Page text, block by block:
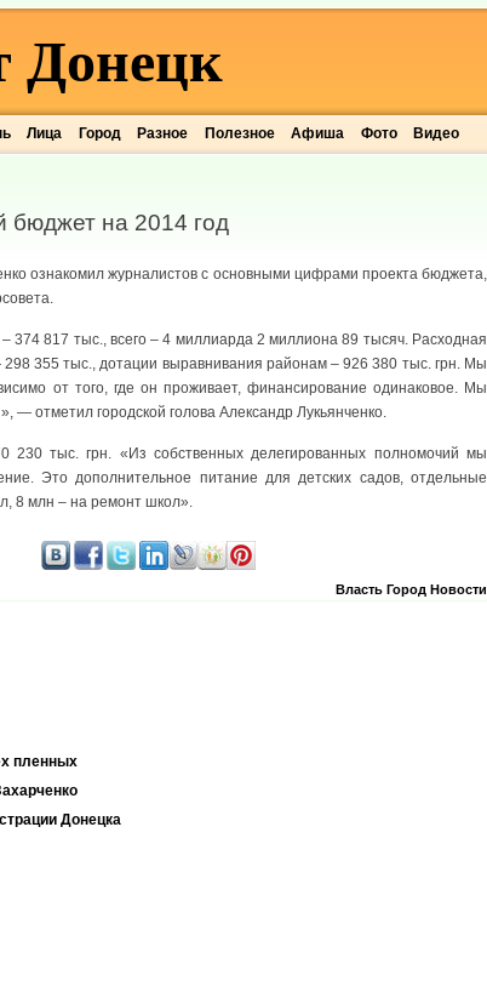
Лица Город Разное Полезное Афиша Фото Видео
Донецк
бюджет на 2014 год
ознакомил журналистов с основными цифрами проекта бюджета,
817 тыс., всего – 4 миллиарда 2 миллиона 89 тысяч. Расходная
355 тыс., дотации выравнивания районам – 926 380 тыс. грн. Мы
от того, где он проживает, финансирование одинаковое. Мы
отметил городской голова Александр Лукьянченко.
230 тыс. грн. «Из собственных делегированных полномочий мы
Это дополнительное питание для детских садов, отдельные
8 млн – на ремонт школ».
Власть Город Новости
пленных
Донецка